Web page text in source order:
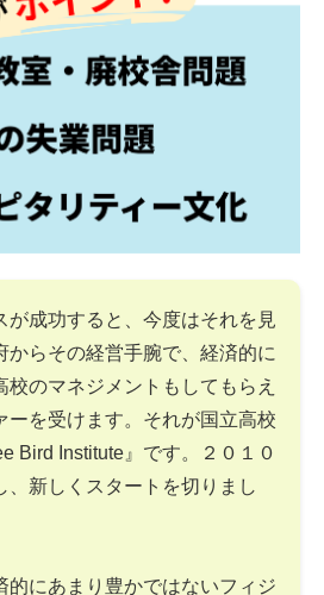
が成功すると、今度はそれを見
からその経営手腕で、経済的に
校のマネジメントもしてもらえ
ーを受けます。それが国立高校
Bird Institute』です。２０１０
、新しくスタートを切りまし
的にあまり豊かではないフィジ